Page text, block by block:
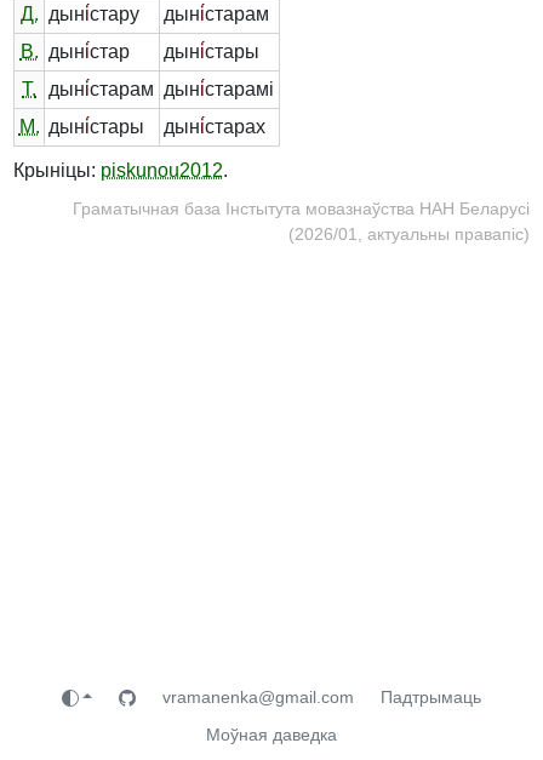
Д. дыні́стару дыні́старам
В. дыні́стар дыні́стары
Т.
дыні́старам дыні́старамі
М. дыні́стары дыні́старах
Крыніцы: piskunou2012.
Граматычная база Інстытута мовазнаўства НАН Беларусі
(2026/01, актуальны правапіс)
vramanenka@gmail.com
Падтрымаць
Моўная даведка